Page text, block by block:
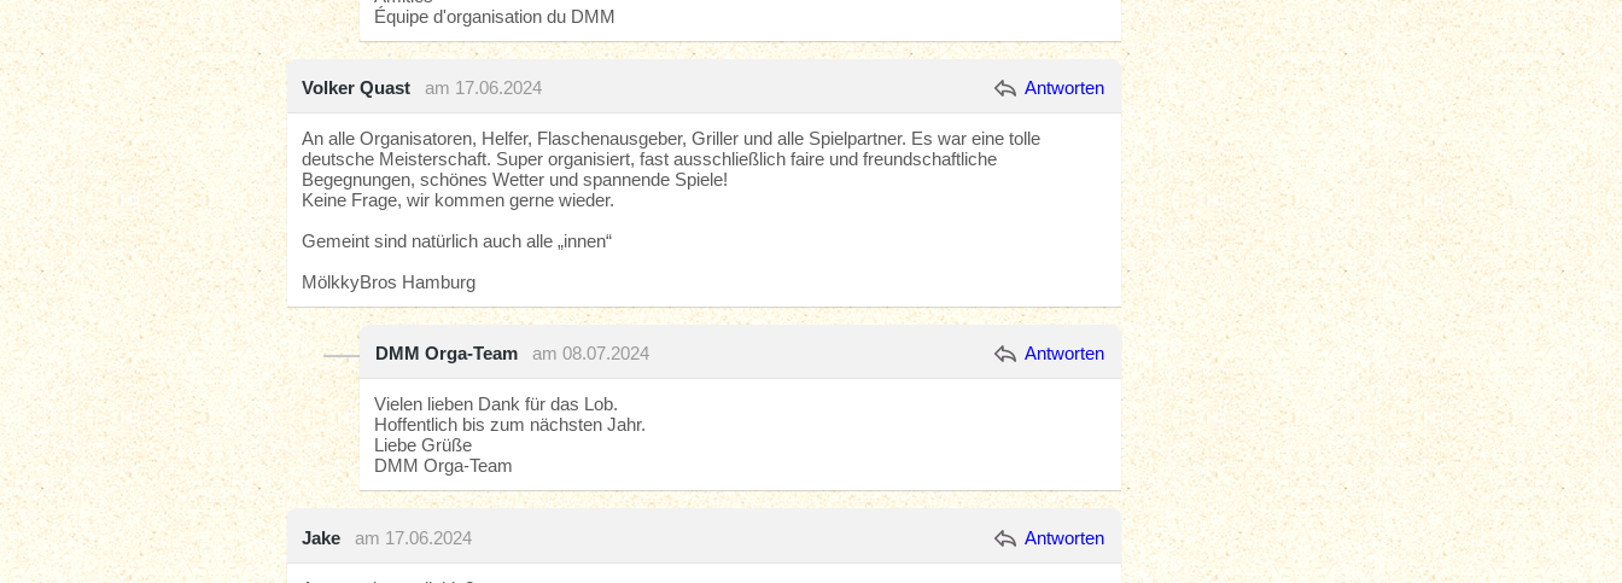
Équipe d'organisation du DMM
Volker Quast am 17.06.2024 Antworten
An alle Organisatoren, Helfer, Flaschenausgeber, Griller und alle Spielpartner. Es war eine tolle
deutsche Meisterschaft. Super organisiert, fast ausschließlich faire und freundschaftliche
Begegnungen, schönes Wetter und spannende Spiele!
Keine Frage, wir kommen gerne wieder.
Gemeint sind natürlich auch alle „innen“
MölkkyBros Hamburg
DMM Orga-Team am 08.07.2024 Antworten
Vielen lieben Dank für das Lob.
Hoffentlich bis zum nächsten Jahr.
Liebe Grüße
DMM Orga-Team
Jake am 17.06.2024 Antworten